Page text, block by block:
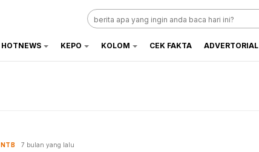
HOTNEWS KEPO KOLOM CEK FAKTA ADVERTORIAL
NTB 7 bulan yang lalu